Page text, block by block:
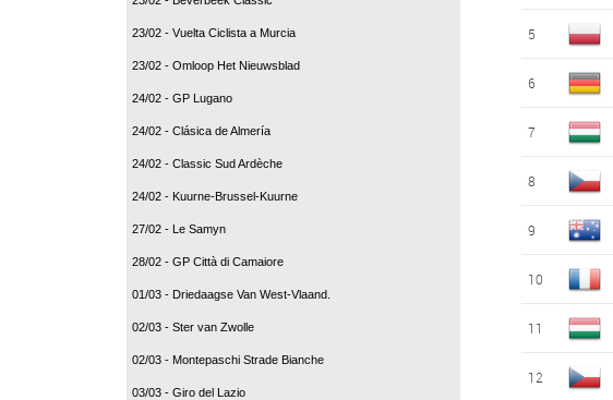
23/02 - Vuelta Ciclista a Murcia
23/02 - Omloop Het Nieuwsblad
24/02 - GP Lugano
24/02 - Clásica de Almería
24/02 - Classic Sud Ardèche
24/02 - Kuurne-Brussel-Kuurne
27/02 - Le Samyn
28/02 - GP Città di Camaiore
01/03 - Driedaagse Van West-Vlaand.
02/03 - Ster van Zwolle
02/03 - Montepaschi Strade Bianche
03/03 - Giro del Lazio
5
6
7
8
9
10
11
12